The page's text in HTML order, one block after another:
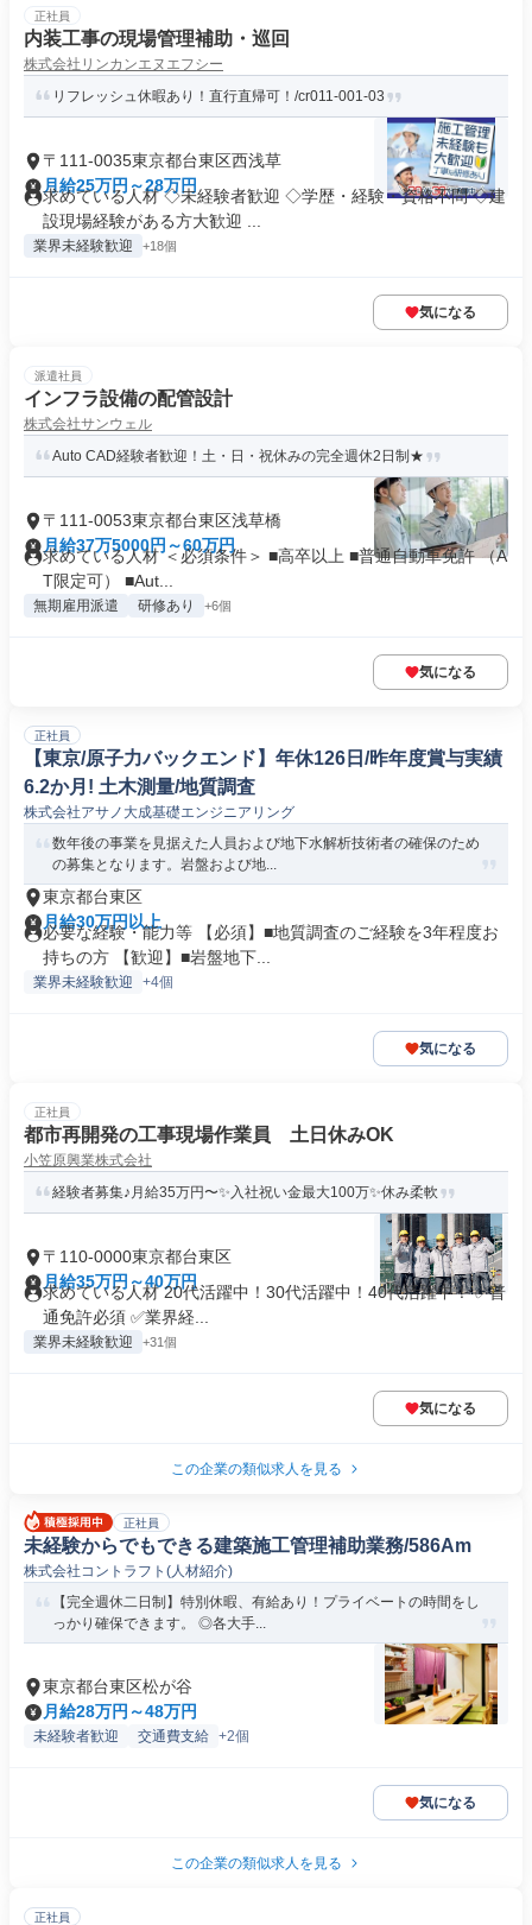
正社員
内装工事の現場管理補助・巡回
株式会社リンカンエヌエフシー
リフレッシュ休暇あり！直行直帰可！/cr011-001-03
〒111-0035東京都台東区西浅草
月給25万円～28万円
求めている人材 ◇未経験者歓迎 ◇学歴・経験・資格不問 ◇建
設現場経験がある方大歓迎 ...
業界未経験歓迎 +18個
気になる
派遣社員
インフラ設備の配管設計
株式会社サンウェル
Auto CAD経験者歓迎！土・日・祝休みの完全週休2日制★
〒111-0053東京都台東区浅草橋
月給37万5000円～60万円
求めている人材 ＜必須条件＞ ■高卒以上 ■普通自動車免許 （A
T限定可） ■Aut...
無期雇用派遣 研修あり +6個
気になる
正社員
【東京/原子力バックエンド】年休126日/昨年度賞与実績
6.2か月! 土木測量/地質調査
株式会社アサノ大成基礎エンジニアリング
数年後の事業を見据えた人員および地下水解析技術者の確保のため
の募集となります。岩盤および地...
東京都台東区
月給30万円以上
必要な経験・能力等 【必須】■地質調査のご経験を3年程度お
持ちの方 【歓迎】■岩盤地下...
業界未経験歓迎 +4個
気になる
正社員
都市再開発の工事現場作業員 土日休みOK
小笠原興業株式会社
経験者募集♪月給35万円〜✨入社祝い金最大100万✨休み柔軟
〒110-0000東京都台東区
月給35万円～40万円
求めている人材 20代活躍中！30代活躍中！40代活躍中！ ✅普
通免許必須 ✅業界経...
業界未経験歓迎 +31個
気になる
この企業の類似求人を見る
正社員
未経験からでもできる建築施工管理補助業務/586Am
株式会社コントラフト(人材紹介)
【完全週休二日制】特別休暇、有給あり！プライベートの時間をし
っかり確保できます。 ◎各大手...
東京都台東区松が谷
月給28万円～48万円
未経験者歓迎 交通費支給 +2個
気になる
この企業の類似求人を見る
正社員